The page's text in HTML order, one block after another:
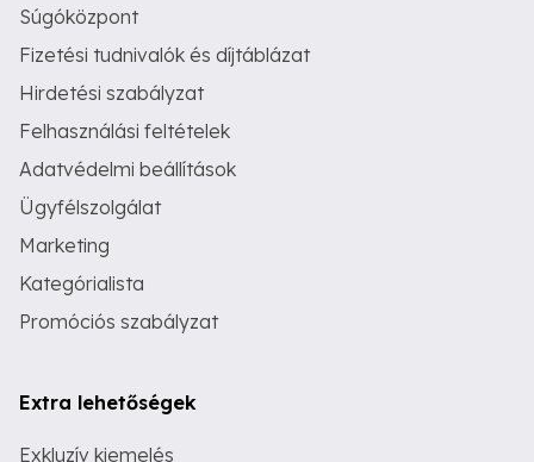
Súgóközpont
Fizetési tudnivalók és díjtáblázat
Hirdetési szabályzat
Felhasználási feltételek
Adatvédelmi beállítások
Ügyfélszolgálat
Marketing
Kategórialista
Promóciós szabályzat
Extra lehetőségek
Exkluzív kiemelés